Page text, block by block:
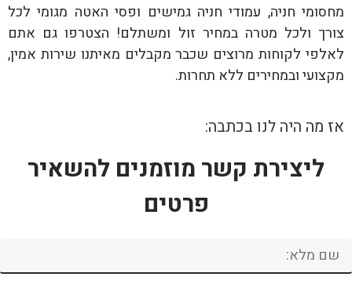
מחסומי חניה, עמודי חניה גמישים ופסי האטה מגומי לכל
צורך ולכל מטרה במחיר זול ומשתלם! הצטרפו גם אתם
לאלפי לקוחות מרוצים שכבר מקבלים מאיתנו שירות אמין,
מקצועי ובמחירים ללא תחרות.
אז מה היה לנו בכתבה:
ליצירת קשר מוזמנים להשאיר
פרטים